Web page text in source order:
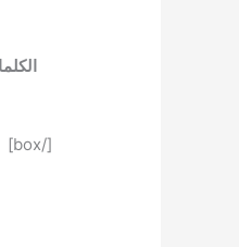
[/box]